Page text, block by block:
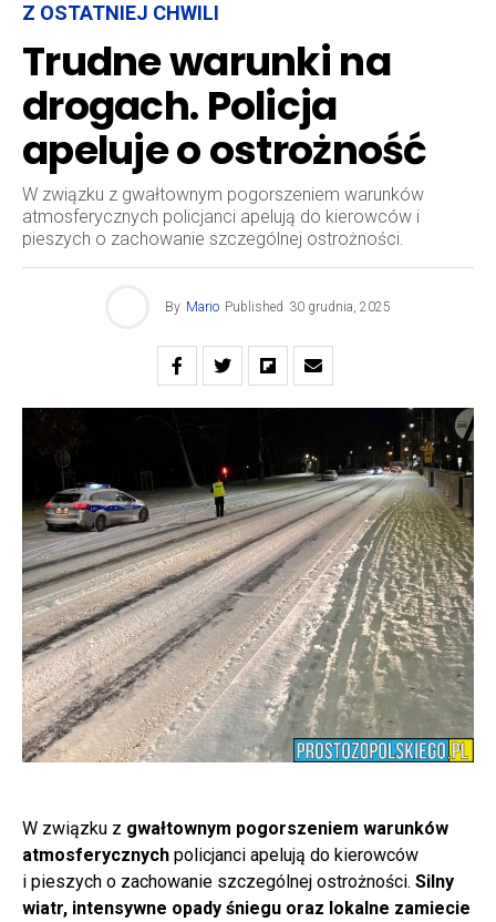
Z OSTATNIEJ CHWILI
Trudne warunki na
drogach. Policja
apeluje o ostrożność
W związku z gwałtownym pogorszeniem warunków
atmosferycznych policjanci apelują do kierowców i
pieszych o zachowanie szczególnej ostrożności.
By Mario Published 30 grudnia, 2025
W związku z gwałtownym pogorszeniem warunków
atmosferycznych policjanci apelują do kierowców
i pieszych o zachowanie szczególnej ostrożności. Silny
wiatr, intensywne opady śniegu oraz lokalne zamiecie